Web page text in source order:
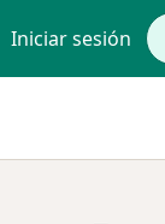
Iniciar sesión